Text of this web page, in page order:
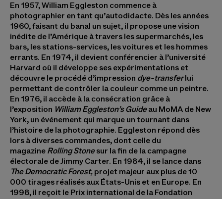
En 1957, William Eggleston commence à
photographier en tant qu’autodidacte. Dès les années
1960, faisant du banal un sujet, il propose une vision
inédite de l’Amérique à travers les supermarchés, les
bars, les stations-services, les voitures et les hommes
errants. En 1974, il devient conférencier à l’université
Harvard où il développe ses expérimentations et
découvre le procédé d’impression dye-transferlui
permettant de contrôler la couleur comme un peintre.
En 1976, il accède à la consécration grâce à
l’exposition William Eggleston’s Guideau MoMA de New
York, un événement qui marque un tournant dans
l’histoire de la photographie. Eggleston répond dès
lors à diverses commandes, dont celle du
magazine Rolling Stonesur la fin de la campagne
électorale de Jimmy Carter. En 1984, il se lance dans
The Democratic Forest, projet majeur aux plus de 10
000 tirages réalisés aux États-Unis et en Europe. En
1998, il reçoit le Prix international de la Fondation